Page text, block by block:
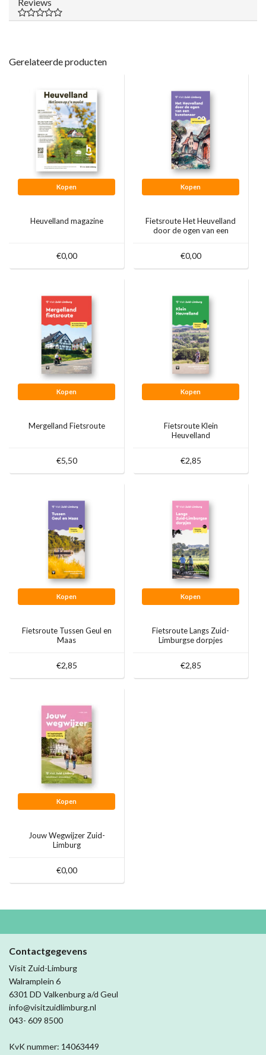
Gerelateerde producten
Kopen
Heuvelland magazine
€0,00
Kopen
Fietsroute Het Heuvelland
door de ogen van een
€0,00
Kopen
Mergelland Fietsroute
€5,50
Kopen
Fietsroute Klein
Heuvelland
€2,85
Kopen
Fietsroute Tussen Geul en
Maas
€2,85
Kopen
Fietsroute Langs Zuid-
Limburgse dorpjes
€2,85
Kopen
Jouw Wegwijzer Zuid-
Limburg
€0,00
Contactgegevens
Visit Zuid-Limburg
Walramplein 6
6301 DD Valkenburg a/d Geul
info@visitzuidlimburg.nl
043- 609 8500
KvK nummer: 14063449